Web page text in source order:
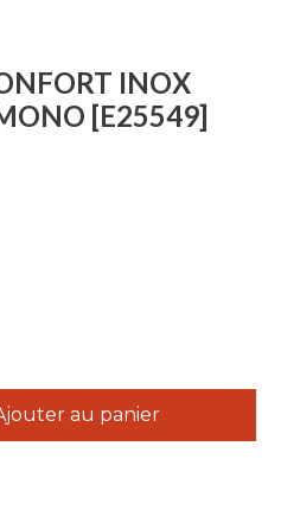
INOX
[E25549]
au panier